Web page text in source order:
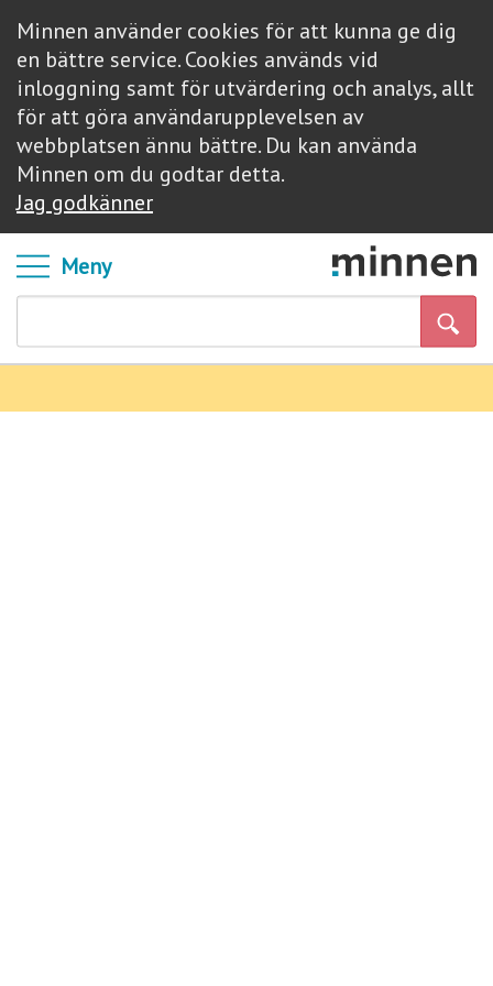
Minnen använder cookies för att kunna ge dig
en bättre service. Cookies används vid
inloggning samt för utvärdering och analys, allt
för att göra användarupplevelsen av
webbplatsen ännu bättre. Du kan använda
Minnen om du godtar detta.
Jag godkänner
Meny